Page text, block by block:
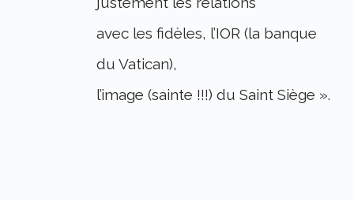
avec les fidèles, l’IOR (la banque
du Vatican),
l’image (sainte !!!) du Saint Siège ».